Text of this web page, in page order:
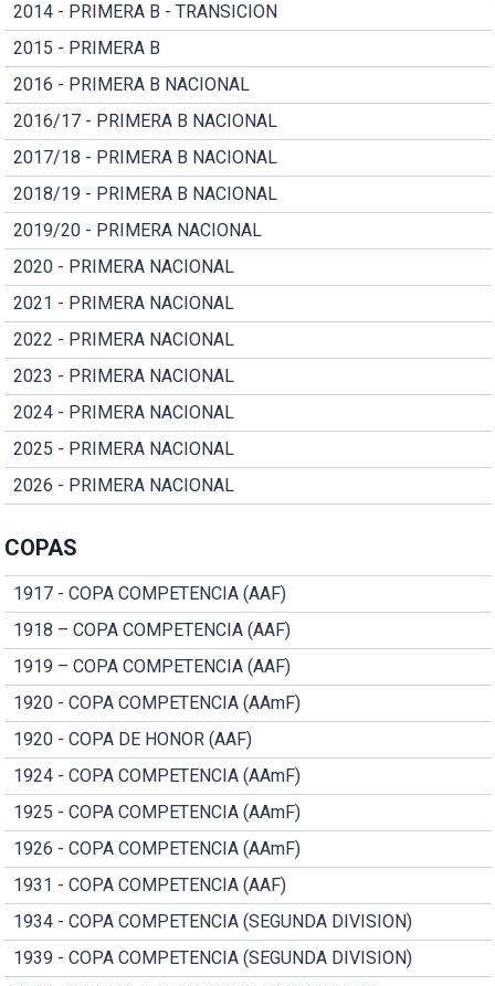
2014 - PRIMERA B - TRANSICION
2015 - PRIMERA B
2016 - PRIMERA B NACIONAL
2016/17 - PRIMERA B NACIONAL
2017/18 - PRIMERA B NACIONAL
2018/19 - PRIMERA B NACIONAL
2019/20 - PRIMERA NACIONAL
2020 - PRIMERA NACIONAL
2021 - PRIMERA NACIONAL
2022 - PRIMERA NACIONAL
2023 - PRIMERA NACIONAL
2024 - PRIMERA NACIONAL
2025 - PRIMERA NACIONAL
2026 - PRIMERA NACIONAL
COPAS
1917 - COPA COMPETENCIA (AAF)
1918 – COPA COMPETENCIA (AAF)
1919 – COPA COMPETENCIA (AAF)
1920 - COPA COMPETENCIA (AAmF)
1920 - COPA DE HONOR (AAF)
1924 - COPA COMPETENCIA (AAmF)
1925 - COPA COMPETENCIA (AAmF)
1926 - COPA COMPETENCIA (AAmF)
1931 - COPA COMPETENCIA (AAF)
1934 - COPA COMPETENCIA (SEGUNDA DIVISION)
1939 - COPA COMPETENCIA (SEGUNDA DIVISION)